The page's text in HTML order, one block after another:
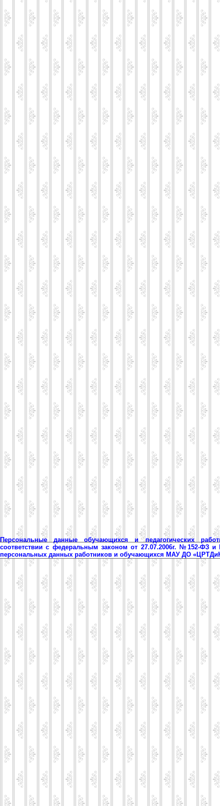
Персональные данные обучающихся и педагогических
соответствии с федеральным законом от 27.07.2006г. №152-ФЗ
персональных данных работников и обучающихся МАУ ДО